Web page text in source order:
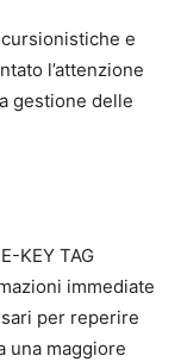
e
l’attenzione
gestione delle
KEY TAG
immediate
per reperire
una maggiore